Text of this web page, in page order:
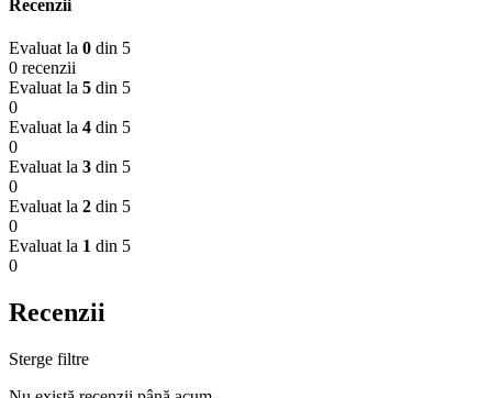
Recenzii
Evaluat la 0 din 5
0 recenzii
Evaluat la 5 din 5
0
Evaluat la 4 din 5
0
Evaluat la 3 din 5
0
Evaluat la 2 din 5
0
Evaluat la 1 din 5
0
Recenzii
Sterge filtre